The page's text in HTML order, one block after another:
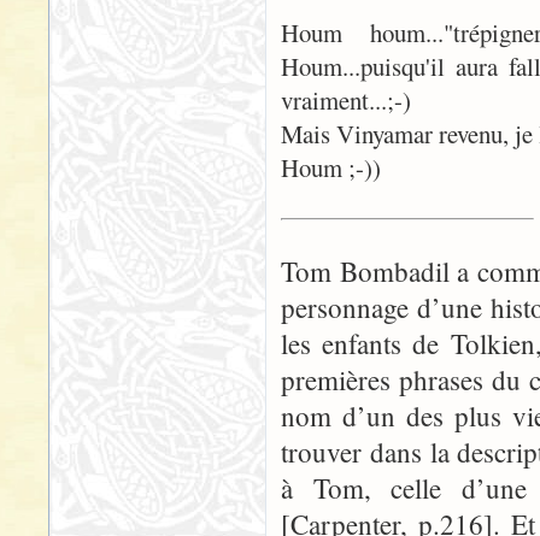
Houm
Houm...puisqu'il aura
vraiment...;-)
Mais Vinyamar revenu,
Houm ;-))
Tom Bombadil a
personnage d’une
les enfants de
premières phrases
nom d’un des plus
trouver dans la
à Tom, celle d’une
[Carpenter, p.216].